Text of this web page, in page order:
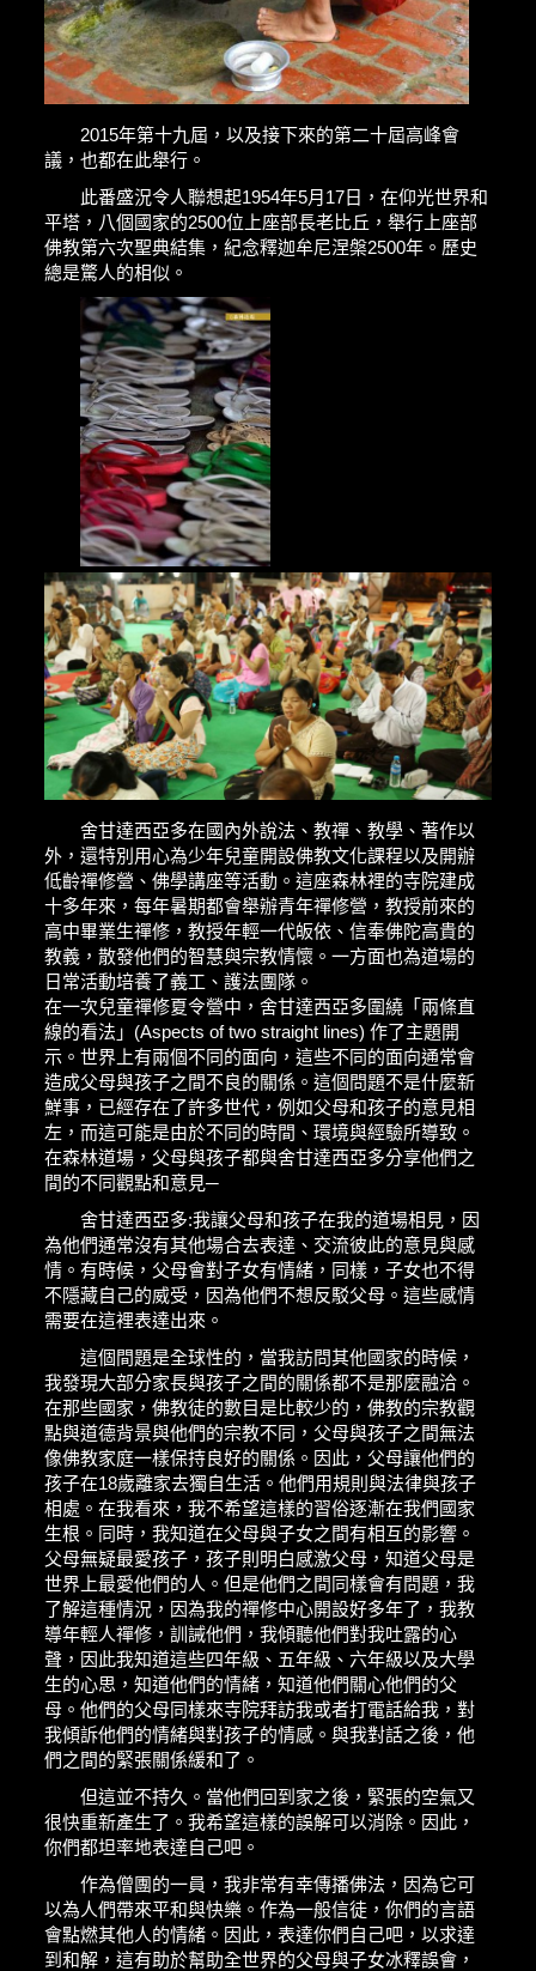
2015年第十九屆，以及接下來的第二十屆高峰會
議，也都在此舉行。
此番盛況令人聯想起1954年5月17日，在仰光世界和
平塔，八個國家的2500位上座部長老比丘，舉行上座部
佛教第六次聖典結集，紀念釋迦牟尼涅槃2500年。歷史
總是驚人的相似。
舍甘達西亞多在國內外說法、教禪、教學、著作以
外，還特別用心為少年兒童開設佛教文化課程以及開辦
低齡禪修營、佛學講座等活動。這座森林裡的寺院建成
十多年來，每年暑期都會舉辦青年禪修營，教授前來的
高中畢業生禪修，教授年輕一代皈依、信奉佛陀高貴的
教義，散發他們的智慧與宗教情懷。一方面也為道場的
日常活動培養了義工、護法團隊。
在一次兒童禪修夏令營中，舍甘達西亞多圍繞「兩條直
線的看法」(Aspects of two straight lines) 作了主題開
示。世界上有兩個不同的面向，這些不同的面向通常會
造成父母與孩子之間不良的關係。這個問題不是什麼新
鮮事，已經存在了許多世代，例如父母和孩子的意見相
左，而這可能是由於不同的時間、環境與經驗所導致。
在森林道場，父母與孩子都與舍甘達西亞多分享他們之
間的不同觀點和意見─
舍甘達西亞多:我讓父母和孩子在我的道場相見，因
為他們通常沒有其他場合去表達、交流彼此的意見與感
情。有時候，父母會對子女有情緒，同樣，子女也不得
不隱藏自己的威受，因為他們不想反駁父母。這些感情
需要在這裡表達出來。
這個間題是全球性的，當我訪問其他國家的時候，
我發現大部分家長與孩子之間的關係都不是那麼融洽。
在那些國家，佛教徒的數目是比較少的，佛教的宗教觀
點與道德背景與他們的宗教不同，父母與孩子之間無法
像佛教家庭一樣保持良好的關係。因此，父母讓他們的
孩子在18歲離家去獨自生活。他們用規則與法律與孩子
相處。在我看來，我不希望這樣的習俗逐漸在我們國家
生根。同時，我知道在父母與子女之間有相互的影響。
父母無疑最愛孩子，孩子則明白感激父母，知道父母是
世界上最愛他們的人。但是他們之間同樣會有問題，我
了解這種情況，因為我的禪修中心開設好多年了，我教
導年輕人禪修，訓誡他們，我傾聽他們對我吐露的心
聲，因此我知道這些四年級、五年級、六年級以及大學
生的心思，知道他們的情緒，知道他們關心他們的父
母。他們的父母同樣來寺院拜訪我或者打電話給我，對
我傾訴他們的情緒與對孩子的情感。與我對話之後，他
們之間的緊張關係緩和了。
但這並不持久。當他們回到家之後，緊張的空氣又
很快重新產生了。我希望這樣的誤解可以消除。因此，
你們都坦率地表達自己吧。
作為僧團的一員，我非常有幸傳播佛法，因為它可
以為人們帶來平和與快樂。作為一般信徒，你們的言語
會點燃其他人的情緒。因此，表達你們自己吧，以求達
到和解，這有助於幫助全世界的父母與子女冰釋誤會，